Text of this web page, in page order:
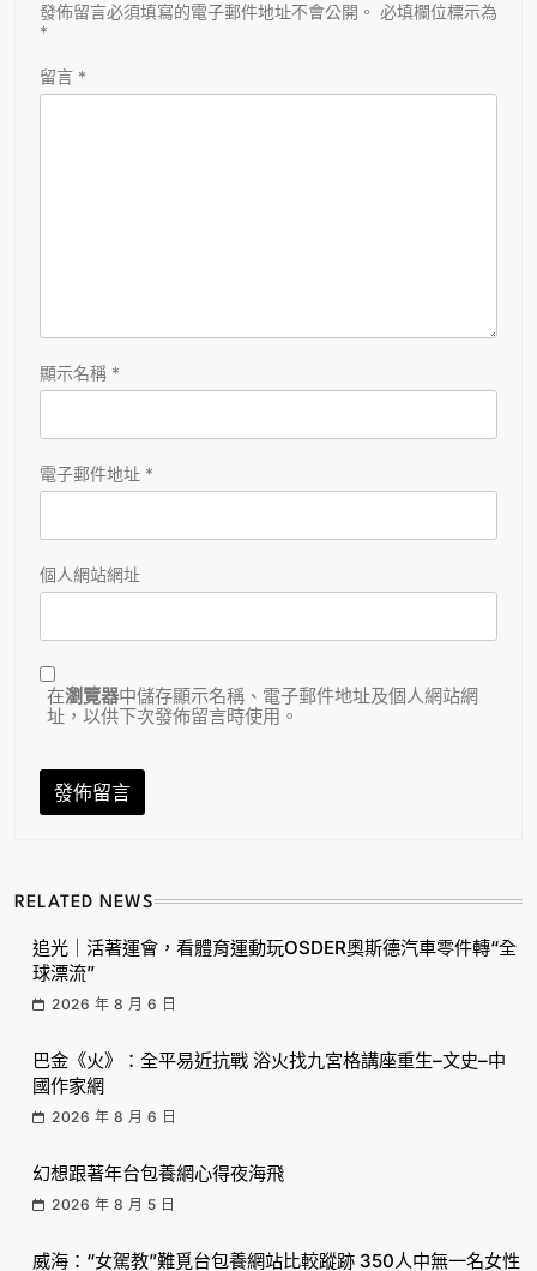
發佈留言必須填寫的電子郵件地址不會公開。 必填欄位標示為
*
留言 *
顯示名稱 *
電子郵件地址 *
個人網站網址
在瀏覽器中儲存顯示名稱、電子郵件地址及個人網站網
址，以供下次發佈留言時使用。
RELATED NEWS
追光｜活著運會，看體育運動玩OSDER奧斯德汽車零件轉“全
球漂流”
2026 年 8 月 6 日
巴金《火》：全平易近抗戰 浴火找九宮格講座重生–文史–中
國作家網
2026 年 8 月 6 日
幻想跟著年台包養網心得夜海飛
2026 年 8 月 5 日
威海：“女駕教”難覓台包養網站比較蹤跡 350人中無一名女性